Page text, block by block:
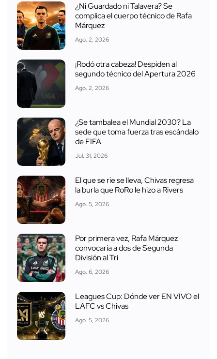
¿Ni Guardado ni Talavera? Se
complica el cuerpo técnico de Rafa
Márquez
Ago. 2, 2026
¡Rodó otra cabeza! Despiden al
segundo técnico del Apertura 2026
Ago. 2, 2026
¿Se tambalea el Mundial 2030? La
sede que toma fuerza tras escándalo
de FIFA
Jul. 31, 2026
El que se ríe se lleva, Chivas regresa
la burla que RoRo le hizo a Rivers
Ago. 5, 2026
Por primera vez, Rafa Márquez
convocaría a dos de Segunda
División al Tri
Ago. 6, 2026
Leagues Cup: Dónde ver EN VIVO el
LAFC vs Chivas
Ago. 5, 2026